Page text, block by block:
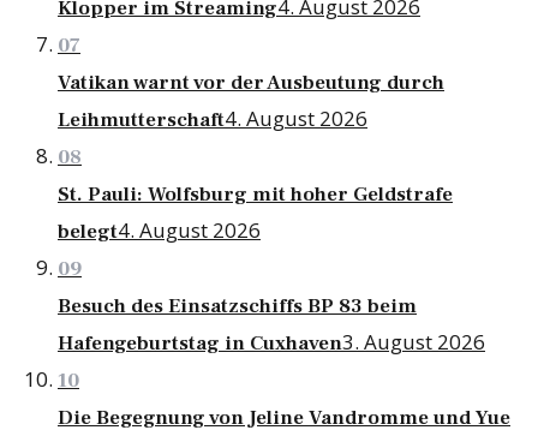
Klopper im Streaming4. August 2026
07
Vatikan warnt vor der Ausbeutung durch
Leihmutterschaft4. August 2026
08
St. Pauli: Wolfsburg mit hoher Geldstrafe
belegt4. August 2026
09
Besuch des Einsatzschiffs BP 83 beim
Hafengeburtstag in Cuxhaven3. August 2026
10
Die Begegnung von Jeline Vandromme und Yue